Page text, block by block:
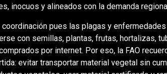
inocuos y alineados con la demanda
pues las plagas y
con semillas, plantas, frutas, hortalizas,
por internet. Por eso, la FAO
evitar transportar material vegetal sin